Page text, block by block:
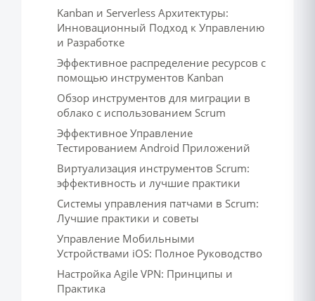
Kanban и Serverless Архитектуры:
Инновационный Подход к Управлению
и Разработке
Эффективное распределение ресурсов с
помощью инструментов Kanban
Обзор инструментов для миграции в
облако с использованием Scrum
Эффективное Управление
Тестированием Android Приложений
Виртуализация инструментов Scrum:
эффективность и лучшие практики
Системы управления патчами в Scrum:
Лучшие практики и советы
Управление Мобильными
Устройствами iOS: Полное Руководство
Настройка Agile VPN: Принципы и
Практика